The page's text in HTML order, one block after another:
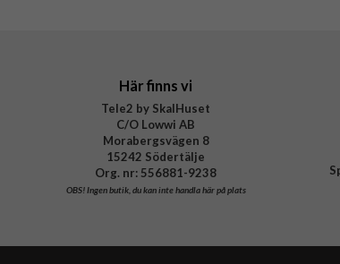
Här finns vi
Tele2 by SkalHuset
C/O Lowwi AB
Morabergsvägen 8
15242 Södertälje
Org. nr: 556881-9238
OBS!Ingen butik, du kan inte handla här på plats